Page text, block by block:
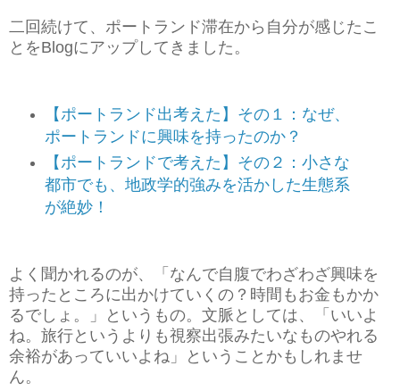
二回続けて、ポートランド滞在から自分が感じたこ
とをBlogにアップしてきました。
【ポートランド出考えた】その１：なぜ、
ポートランドに興味を持ったのか？
【ポートランドで考えた】その２：小さな
都市でも、地政学的強みを活かした生態系
が絶妙！
よく聞かれるのが、「なんで自腹でわざわざ興味を
持ったところに出かけていくの？時間もお金もかか
るでしょ。」というもの。文脈としては、「いいよ
ね。旅行というよりも視察出張みたいなものやれる
余裕があっていいよね」ということかもしれませ
ん。